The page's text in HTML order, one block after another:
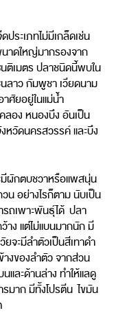
ระเภทไม่มีเกล็ดเช่น
นาดใหญ่มากรองจาก
ติเมตร ปลาชนิดนี้พบใน
ลาว กัมพูชา เวียดนาม
าศัยอยู่ในแม่น้ำ
ลอง หนองบึง อันเป็น
หวัดนครสวรรค์ และบึง
มีผักตบชวาหรือแพสนุ่น
น อย่างไรก็ตาม นับเป็น
ถเพาะพันธุ์ได้ ปลา
าง แต่ไม่แบนมากนัก มี
จะมีลำตัวเป็นสีเทาดำ
งของลำตัว จากส่วน
และด้านล่าง ทำให้แลดู
มาก มีทั้งโปรตีน ไขมัน